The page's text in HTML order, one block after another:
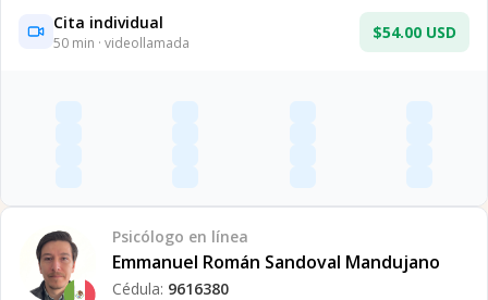
Cita individual
50 min · videollamada
$54.00 USD
Psicólogo en línea
Emmanuel Román Sandoval Mandujano
Cédula: 9616380